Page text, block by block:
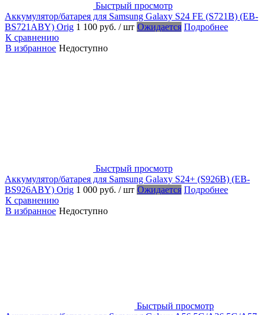
Быстрый просмотр
Аккумулятор/батарея для Samsung Galaxy S24 FE (S721B) (EB-
BS721ABY) Orig 1 100 руб. / шт Ожидается Подробнее
К сравнению
В избранное Недоступно
Быстрый просмотр
Аккумулятор/батарея для Samsung Galaxy S24+ (S926B) (EB-
BS926ABY) Orig 1 000 руб. / шт Ожидается Подробнее
К сравнению
В избранное Недоступно
Быстрый просмотр